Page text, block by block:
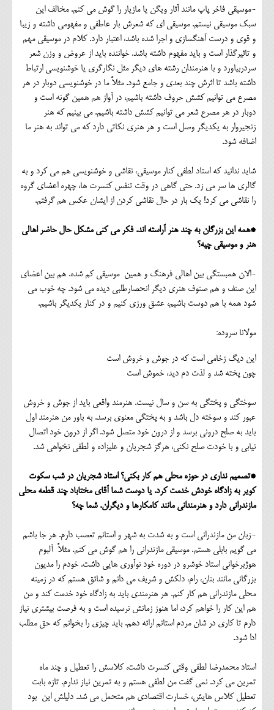
-موسیقی فاخر پاپ مانند آثار ویگن یا مازیار را گوش می کنم. مخالف این
سبک موسیقی نیستم. موسیقی ای که شعرش بار عاطفی و مفهومی داشته و زیبا
و قوی و درست آهنگسازی و اجرا شده باشد، اعتبار دارد. کلام در موسیقی مهم
و تاثیرگذار است و باید مفهوم داشته باشد. خواننده باید از عروض و وزن شعر
سردربیاورد و با هنرمندان رشته های دیگر مثل نگارگری یا خوشنویسی ارتباط
داشته باشد تا اثرش چند بعدی و جامع شود. مثلاً ما در خوشنویسی دوبار در هر
مصرع می توانیم کشش حروف داشته باشیم، در آواز هم همین گونه است و
دوبار در هر مصرع شعر می توانیم کشش داشته باشیم. می بینیم که هنر
زنجیروار به یکدیگر وصل است و هر هنری نکاتی دارد که می تواند به هنر ما
اضافه شود.
شاید ندانید که استاد لطفی کنار موسیقی، نقاشی و خوشنویسی هم می کرد و به
گالری ها سر می زد. حتی گاهی در وقت تنفس کنسرت ها، چهره اعضای گروه
را نقاشی می کرد! یک بار در حال نقاشی کردن از ایشان عکس هم گرفتم.
*همه این بزرگان به چند هنر آراسته اند. فکر می کنی مشکل حال حاضر اهالی
هنر و موسیقی چیه؟
-الان همبستگی بین اهالی فرهنگ و همین موسیقی کم شده. هم بین اعضای
این صنف و هم صنوف هنری دیگر انحصارطلبی دیده می شود. چه خوب می
شود همه با هم دوست باشیم، عشق ورزی کنیم و در کنار یکدیگر باشیم.
مولانا سروده:
این دیگ زخامی است که در جوش و خروش است
چون پخته شد و لذت دم دید، خموش است
سوختگی و پختگی به سن و سال نیست. هنرمند واقعی باید از جوش و خروش
عبور کند و سوخته دل باشد و به پختگی معنوی برسد. به باور من هنرمند اول
باید به صلح درونی برسد و از درون خود متصل شود. اگر از درون خود اتصال
نیابی و با خودت صلح نکنی، هرگز شجریان و علیزاده و لطفی نخواهی شد.
*تصمیم نداری در حوزه محلی هم کار بکنی؟ استاد شجریان در شب سکوت
کویر به زادگاه خودش خدمت کرد. یا دوست شما آقای مختاباد چند قطعه محلی
مازندرانی دارد و هنرمندانی مانند کامکارها و دیگران. شما چه؟
-زبان من مازندرانی است و به شدت به شهر و استانم تعصب دارم. هر جا باشم
می گویم بابلی هستم. موسیقی مازندرانی را هم گوش می کنم. مثلاً آلبوم
هوژبرخوانی استاد خوشرو در دوره خود نوآوری هایی داشت. خودم را مدیون
بزرگانی مانند بنان، رام، دلکش و شریف می دانم و شائق هستم که در زمینه
محلی مازندرانی هم کار کنم. هر هنرمندی باید به زادگاه خود خدمت کند و من
هم این کار را خواهم کرد، اما هنوز زمانش نرسیده است و به فرصت بیشتری نیاز
دارم تا کاری در شان مردم استانم ارائه دهم. باید چیزی را بخوانم که حق مطلب
ادا شود.
استاد محمدرضا لطفی وقتی کنسرت داشت، کلاسش را تعطیل و چند ماه
تمرین می کرد. نمی گفت من لطفی هستم و به تمرین نیاز ندارم. تازه بابت
تعطیل کلاس هایش، خسارت اقتصادی هم متحمل می شد. دلیلش این بود